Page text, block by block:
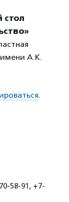
стол
имени А.К.
.
58-91, +7-